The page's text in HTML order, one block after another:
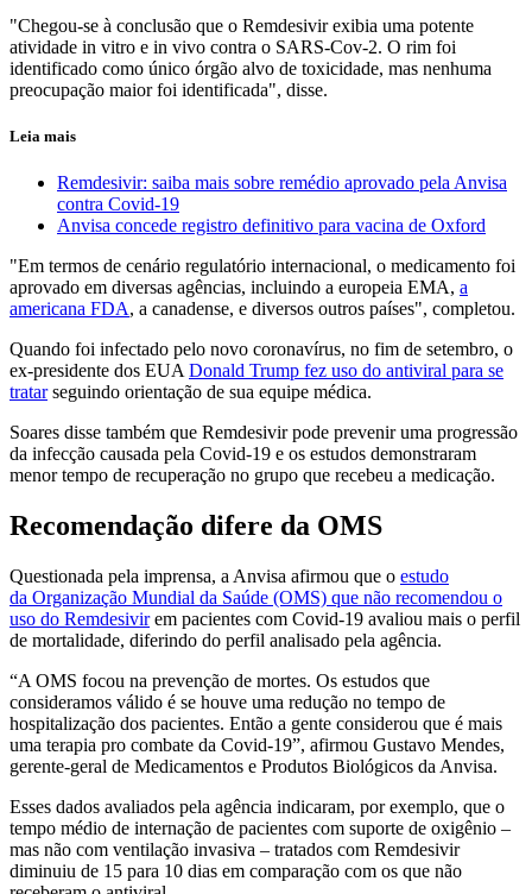
"Chegou-se à conclusão que o Remdesivir exibia uma potente
atividade in vitro e in vivo contra o SARS-Cov-2. O rim foi
identificado como único órgão alvo de toxicidade, mas nenhuma
preocupação maior foi identificada", disse.
Leia mais
Remdesivir: saiba mais sobre remédio aprovado pela Anvisa
contra Covid-19
Anvisa concede registro definitivo para vacina de Oxford
"Em termos de cenário regulatório internacional, o medicamento foi
aprovado em diversas agências, incluindo a europeia EMA, a
americana FDA, a canadense, e diversos outros países", completou.
Quando foi infectado pelo novo coronavírus, no fim de setembro, o
ex-presidente dos EUA Donald Trump fez uso do antiviral para se
tratarseguindo orientação de sua equipe médica.
Soares disse também que Remdesivir pode prevenir uma progressão
da infecção causada pela Covid-19 e os estudos demonstraram
menor tempo de recuperação no grupo que recebeu a medicação.
Recomendação difere da OMS
Questionada pela imprensa, a Anvisa afirmou que o estudo
da Organização Mundial da Saúde (OMS) que não recomendou o
uso do Remdesivirem pacientes com Covid-19 avaliou mais o perfil
de mortalidade, diferindo do perfil analisado pela agência.
“A OMS focou na prevenção de mortes. Os estudos que
consideramos válido é se houve uma redução no tempo de
hospitalização dos pacientes. Então a gente considerou que é mais
uma terapia pro combate da Covid-19”, afirmou Gustavo Mendes,
gerente-geral de Medicamentos e Produtos Biológicos da Anvisa.
Esses dados avaliados pela agência indicaram, por exemplo, que o
tempo médio de internação de pacientes com suporte de oxigênio –
mas não com ventilação invasiva – tratados com Remdesivir
diminuiu de 15 para 10 dias em comparação com os que não